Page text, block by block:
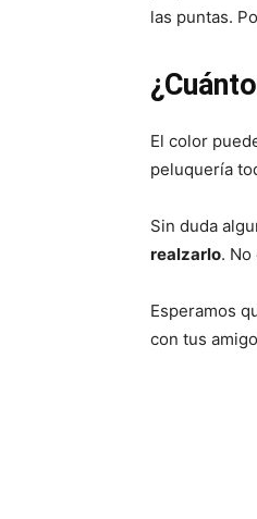
las puntas.
El color
peluquería
Sin duda
realzarlo.
Esperamos
con tus